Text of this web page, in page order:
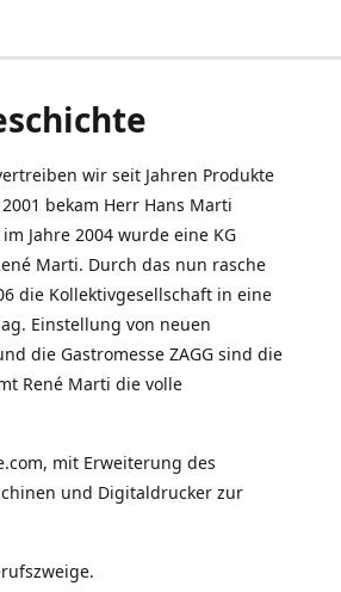
wir seit Jahren Produkte
bekam Herr Hans Marti
Jahre 2004 wurde eine KG
Marti. Durch das nun rasche
die Kollektivgesellschaft in eine
Einstellung von neuen
die Gastromesse ZAGG sind die
René Marti die volle
mit Erweiterung des
und Digitaldrucker zur